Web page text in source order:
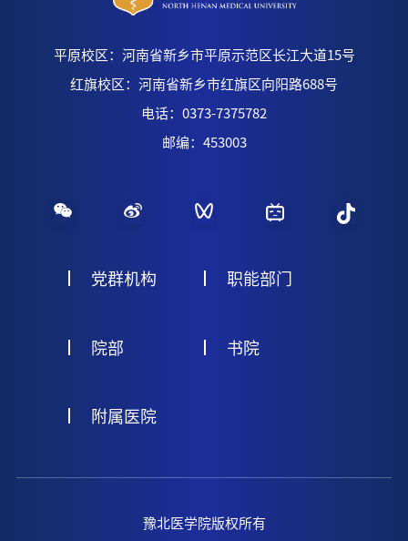
平原校区：河南省新乡市平原示范区长江大道15号
红旗校区：河南省新乡市红旗区向阳路688号
电话：0373-7375782
邮编：453003
党群机构 职能部门
院部 书院
附属医院
豫北医学院版权所有